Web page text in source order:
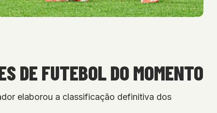
DE FUTEBOL DO MOMENTO
elaborou a classificação definitiva dos